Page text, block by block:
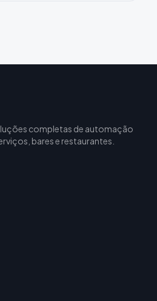
completas de automação
bares e restaurantes.